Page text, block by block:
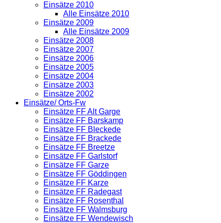
Einsätze 2010
Alle Einsätze 2010
Einsätze 2009
Alle Einsätze 2009
Einsätze 2008
Einsätze 2007
Einsätze 2006
Einsätze 2005
Einsätze 2004
Einsätze 2003
Einsätze 2002
Einsätze/ Orts-Fw
Einsätze FF Alt Garge
Einsätze FF Barskamp
Einsätze FF Bleckede
Einsätze FF Brackede
Einsätze FF Breetze
Einsätze FF Garlstorf
Einsätze FF Garze
Einsätze FF Göddingen
Einsätze FF Karze
Einsätze FF Radegast
Einsätze FF Rosenthal
Einsätze FF Walmsburg
Einsätze FF Wendewisch